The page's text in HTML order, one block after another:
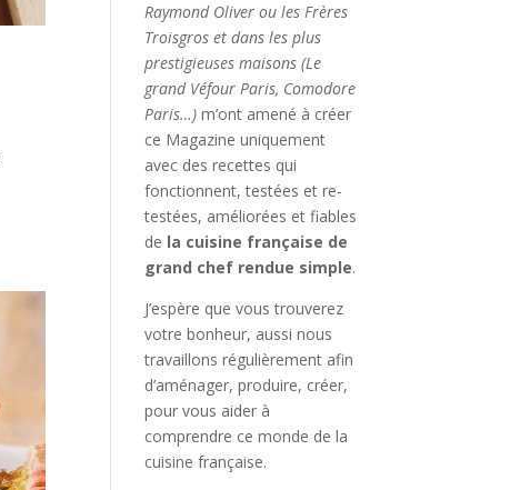
Raymond Oliver ou les Frères
Troisgros et dans les plus
prestigieuses maisons (Le
grand Véfour Paris, Comodore
Paris…) m’ont amené à créer
ce Magazine uniquement
avec des recettes qui
fonctionnent, testées et re-
testées, améliorées et fiables
de la cuisine française de
grand chef rendue simple.
J’espère que vous trouverez
votre bonheur, aussi nous
travaillons régulièrement afin
d’aménager, produire, créer,
pour vous aider à
comprendre ce monde de la
cuisine française.